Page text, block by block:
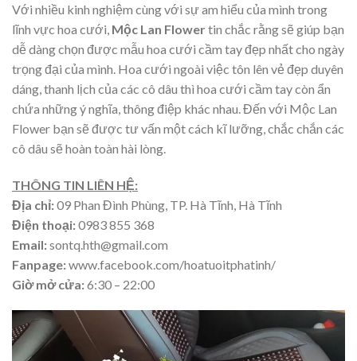
Với nhiều kinh nghiệm cùng với sự am hiểu của mình trong
lĩnh vực hoa cưới, Mộc Lan Flowertin chắc rằng sẽ giúp bạn
dễ dàng chọn được mẫu hoa cưới cầm tay đẹp nhất cho ngày
trọng đại của mình. Hoa cưới ngoài việc tôn lên vẻ đẹp duyên
dáng, thanh lịch của các cô dâu thì hoa cưới cầm tay còn ẩn
chứa những ý nghĩa, thông điệp khác nhau. Đến với Mộc Lan
Flower bạn sẽ được tư vấn một cách kĩ lưỡng, chắc chắn các
cô dâu sẽ hoàn toàn hài lòng.
THÔNG TIN LIÊN HỆ:
Địa chỉ:09 Phan Đình Phùng, TP. Hà Tĩnh, Hà Tĩnh
Điện thoại:0983 855 368
Email:sontq.hth@gmail.com
Fanpage:www.facebook.com/hoatuoitphatinh/
Giờ mở cửa:6:30 – 22:00